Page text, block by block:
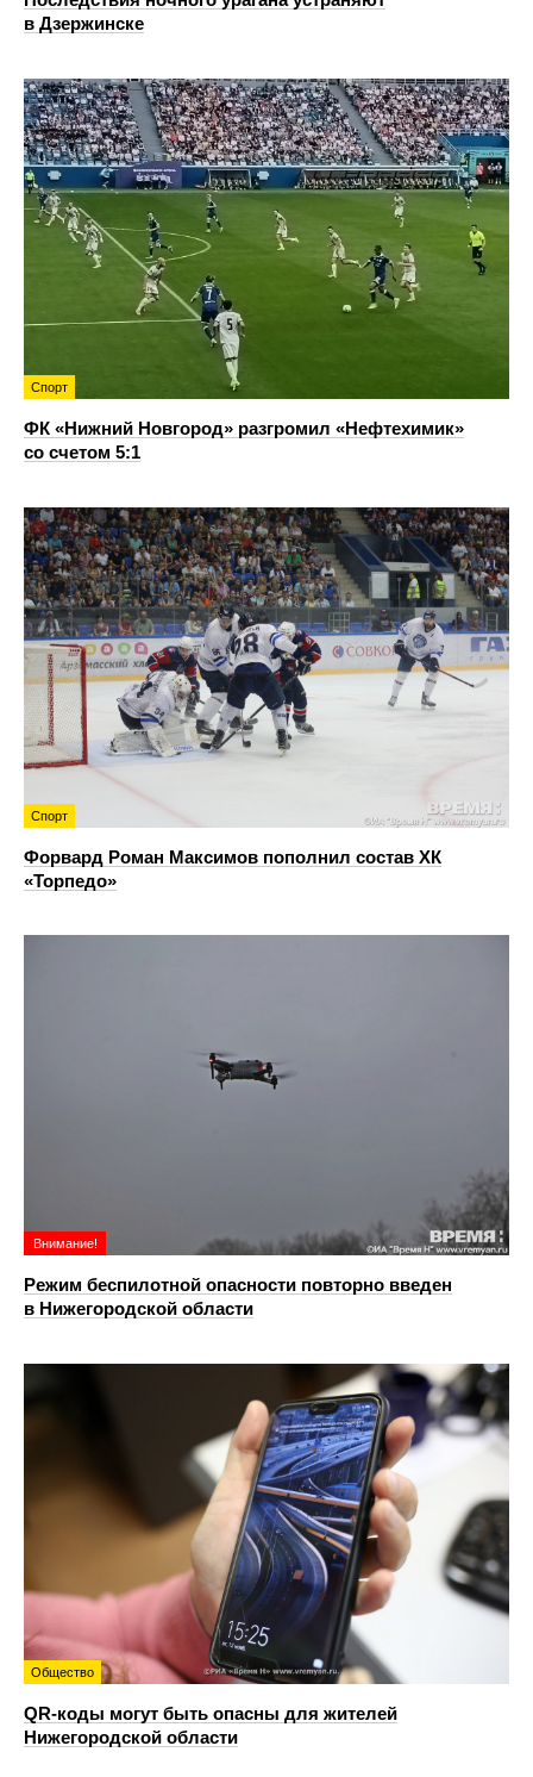
в Дзержинске
Спорт
ФК «Нижний Новгород» разгромил «Нефтехимик»
со счетом 5:1
Спорт
Форвард Роман Максимов пополнил состав ХК
«Торпедо»
Внимание!
Режим беспилотной опасности повторно введен
в Нижегородской области
Общество
QR-коды могут быть опасны для жителей
Нижегородской области